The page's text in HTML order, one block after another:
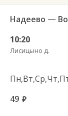
Надеево —
10:20
Лисицыно д.
49 руб.